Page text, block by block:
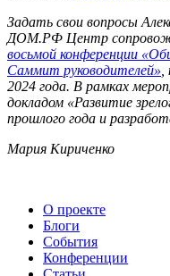
Задать свои вопросы
ДОМ.РФ Центр
восьмой конференции
Саммит руководителей»
2024 года. В рамках
докладом «Развитие
прошлого года и
Мария Кириченко
О проекте
Блоги
События
Конференции